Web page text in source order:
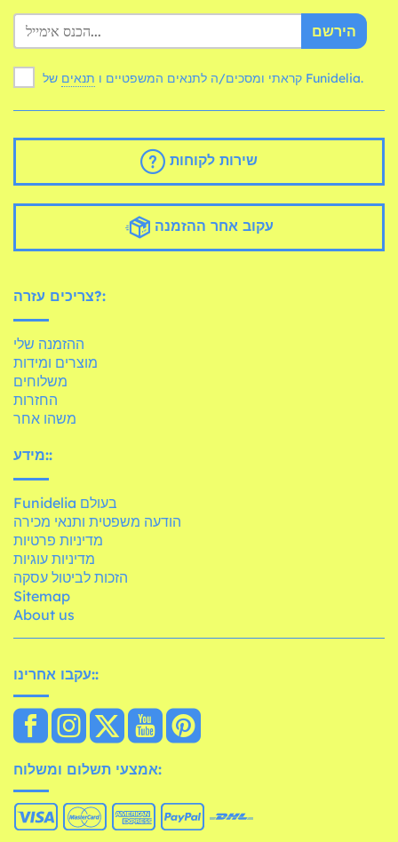
הירשם
קראתי ומסכים/ה לתנאים המשפטיים ו תנאים של Funidelia.
שירות לקוחות
עקוב אחר ההזמנה
צריכים עזרה?:
ההזמנה שלי
מוצרים ומידות
משלוחים
החזרות
משהו אחר
מידע::
Funidelia בעולם
הודעה משפטית ותנאי מכירה
מדיניות פרטיות
מדיניות עוגיות
הזכות לביטול עסקה
Sitemap
About us
עקבו אחרינו::
אמצעי תשלום ומשלוח: